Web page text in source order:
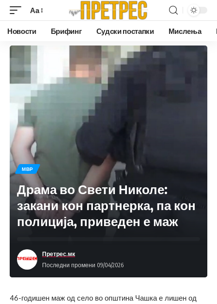
Аа
Новости Брифинг Судски постапки Мислења
МВР
Драма во Свети Николе:
закани кон партнерка, па кон
полиција, приведен е маж
Последни промени 09/04/2026
Претрес.мк
46-годишен маж од село во општина Чашка е лишен од